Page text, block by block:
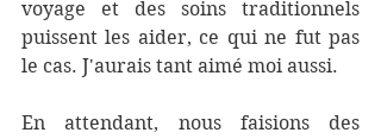
voyage et des soins traditionnels
puissent les aider, ce qui ne fut pas
le cas. J'aurais tant aimé moi aussi.
En attendant, nous faisions des